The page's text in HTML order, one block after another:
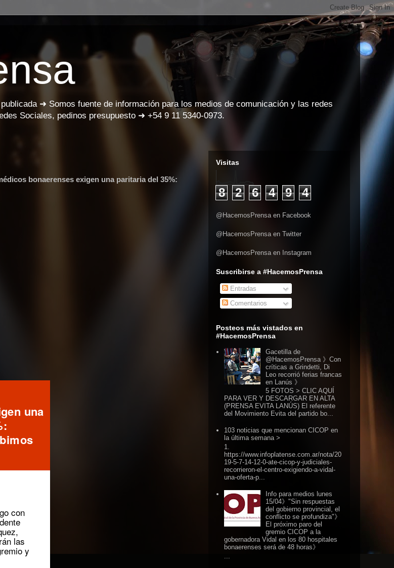
➜ Somos fuente de información para los medios de comunicación y las redes
Sociales, pedinos presupuesto ➜ +54 9 11 5340-0973.
bonaerenses exigen una paritaria del 35%:
una
con
las
y
Visitas
8 2 6 4 9 4
@HacemosPrensa en Facebook
@HacemosPrensa en Twitter
@HacemosPrensa en Instagram
Suscribirse a #HacemosPrensa
Entradas
Comentarios
Posteos más vistados en
#HacemosPrensa
Gacetilla de
@HacemosPrensa 》Con
críticas a Grindetti, Di
Leo recorrió ferias francas
en Lanús 》
5 FOTOS > CLIC AQUÍ
PARA VER Y DESCARGAR EN ALTA
(PRENSA EVITA LANÚS) El referente
del Movimiento Evita del partido bo...
103 noticias que mencionan CICOP en
la última semana >
1.
https://www.infoplatense.com.ar/nota/20
19-5-7-14-12-0-ate-cicop-y-judiciales-
recorrieron-el-centro-exigiendo-a-vidal-
una-oferta-p...
Info para medios lunes
15/04》"Sin respuestas
del gobierno provincial, el
conflicto se profundiza"》
El próximo paro del
gremio CICOP a la
gobernadora Vidal en los 80 hospitales
bonaerenses será de 48 horas》